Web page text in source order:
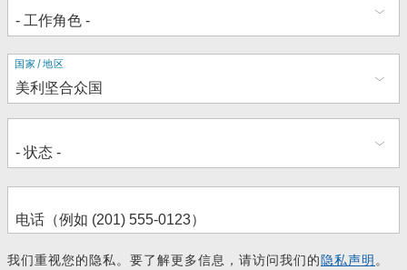
地
址
国家/地区
我们重视您的隐私。要了解更多信息，请访问我们的隐私声明。